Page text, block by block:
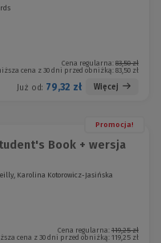
Cena regularna: 83,50 zł
cena z 30 dni przed obniżką:83,50 zł
Już od: 79,32 zł Więcej
Promocja!
Book + wersja
Karolina Kotorowicz-Jasińska
Cena regularna: 119,25 zł
cena z 30 dni przed obniżką:119,25 zł